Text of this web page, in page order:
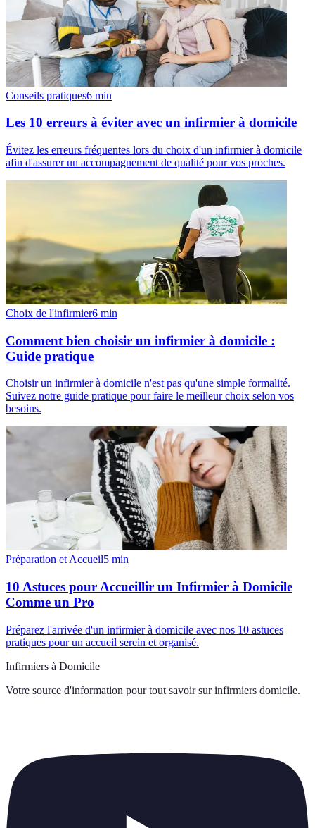
Conseils pratiques6 min
Les 10 erreurs à éviter avec un infirmier à domicile
Évitez les erreurs fréquentes lors du choix d'un infirmier à domicile
afin d'assurer un accompagnement de qualité pour vos proches.
Choix de l'infirmier6 min
Comment bien choisir un infirmier à domicile :
Guide pratique
Choisir un infirmier à domicile n'est pas qu'une simple formalité.
Suivez notre guide pratique pour faire le meilleur choix selon vos
besoins.
Préparation et Accueil5 min
10 Astuces pour Accueillir un Infirmier à Domicile
Comme un Pro
Préparez l'arrivée d'un infirmier à domicile avec nos 10 astuces
pratiques pour un accueil serein et organisé.
Infirmiers à Domicile
Votre source d'information pour tout savoir sur infirmiers domicile.